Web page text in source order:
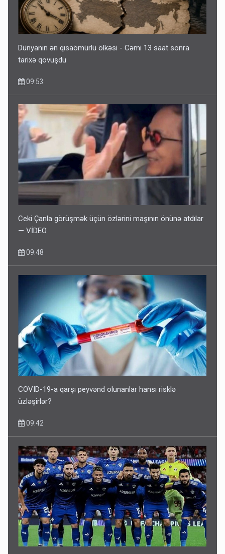
Dünyanın ən qısaömürlü ölkəsi - Cəmi 13 saat sonra
tarixə qovuşdu
09:53
Ceki Çanla görüşmək üçün özlərini maşının önünə atdılar
— VİDEO
09:48
COVID-19-a qarşı peyvənd olunanlar hansı risklə
üzləşirlər?
09:42